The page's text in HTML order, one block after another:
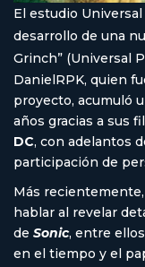
El estudio
desarrollo de una
Grinch” (Universal
DanielRPK, quien
proyecto, acumuló
años gracias a sus
DC, con adelantos
participación de
Más
hablar al revelar
de Sonic, entre
en el tiempo y el